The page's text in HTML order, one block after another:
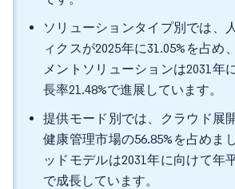
ソリューションタイプ別では、
ィクスが2025年に31.05%を占め
メントソリューションは2031年
長率21.48%で進展しています。
提供モード別では、クラウド展
健康管理市場の56.85%を占めま
ッドモデルは2031年に向けて年
で成長しています。